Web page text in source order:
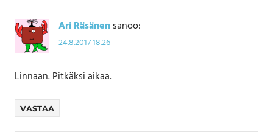
Ari Räsänensanoo:
24.8.2017 18.26
Linnaan. Pitkäksi aikaa.
VASTAA